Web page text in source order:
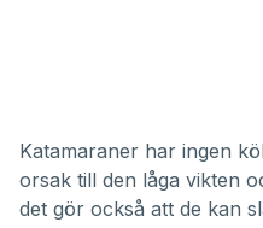
Katamaraner har ingen
orsak till den låga vikten
det gör också att de kan